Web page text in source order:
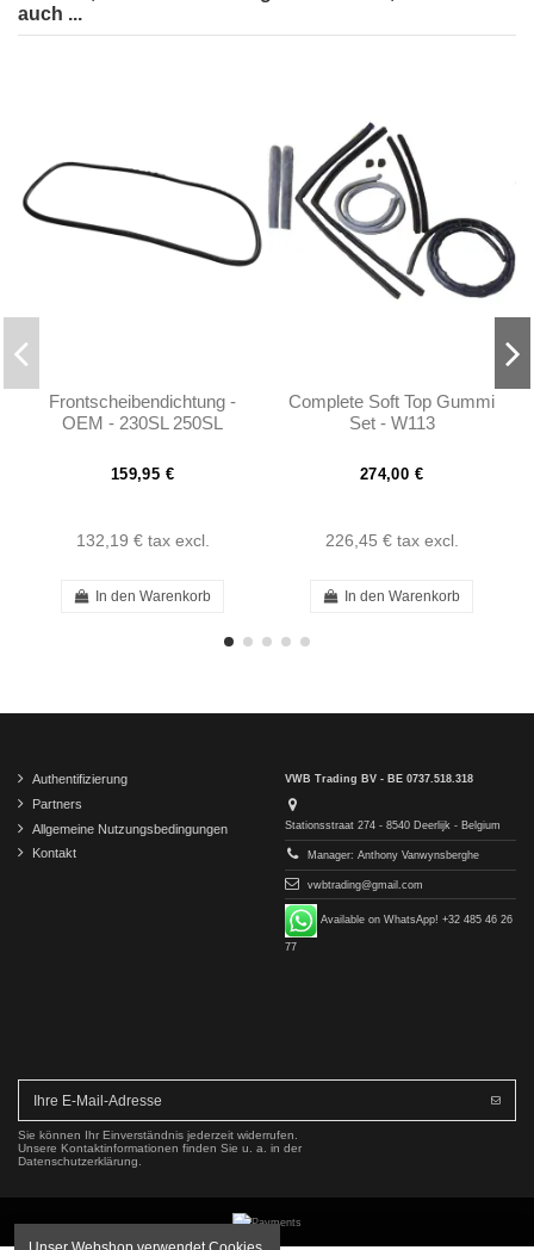
auch ...
Frontscheibendichtung -
OEM - 230SL 250SL
159,95 €
132,19 € tax excl.
In den Warenkorb
Complete Soft Top Gummi
Set - W113
274,00 €
226,45 € tax excl.
In den Warenkorb
Authentifizierung
Partners
Allgemeine Nutzungsbedingungen
Kontakt
VWB Trading BV - BE 0737.518.318
Stationsstraat 274 - 8540 Deerlijk - Belgium
Manager: Anthony Vanwynsberghe
vwbtrading@gmail.com
Available on WhatsApp! +32 485 46 26
77
Sie können Ihr Einverständnis jederzeit widerrufen.
Unsere Kontaktinformationen finden Sie u. a. in der
Datenschutzerklärung.